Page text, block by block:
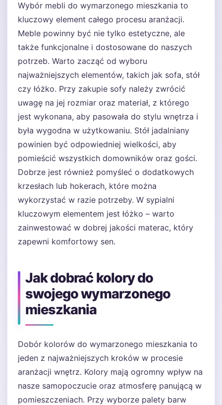
Wybór mebli do wymarzonego mieszkania to
kluczowy element całego procesu aranżacji.
Meble powinny być nie tylko estetyczne, ale
także funkcjonalne i dostosowane do naszych
potrzeb. Warto zacząć od wyboru
najważniejszych elementów, takich jak sofa, stół
czy łóżko. Przy zakupie sofy należy zwrócić
uwagę na jej rozmiar oraz materiał, z którego
jest wykonana, aby pasowała do stylu wnętrza i
była wygodna w użytkowaniu. Stół jadalniany
powinien być odpowiedniej wielkości, aby
pomieścić wszystkich domowników oraz gości.
Dobrze jest również pomyśleć o dodatkowych
krzesłach lub hokerach, które można
wykorzystać w razie potrzeby. W sypialni
kluczowym elementem jest łóżko – warto
zainwestować w dobrej jakości materac, który
zapewni komfortowy sen.
Jak dobrać kolory do
swojego wymarzonego
mieszkania
Dobór kolorów do wymarzonego mieszkania to
jeden z najważniejszych kroków w procesie
aranżacji wnętrz. Kolory mają ogromny wpływ na
nasze samopoczucie oraz atmosferę panującą w
pomieszczeniach. Przy wyborze palety barw